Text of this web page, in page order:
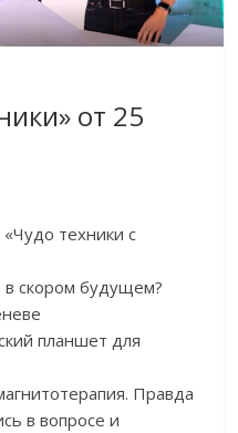
от 25
техники с
в скором будущем?
планшет для
Правда
в вопросе и